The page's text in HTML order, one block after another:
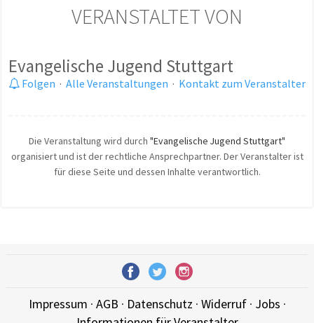
VERANSTALTET VON
Evangelische Jugend Stuttgart
Folgen · Alle Veranstaltungen · Kontakt zum Veranstalter
Die Veranstaltung wird durch "Evangelische Jugend Stuttgart"
organisiert und ist der rechtliche Ansprechpartner. Der Veranstalter ist
für diese Seite und dessen Inhalte verantwortlich.
Impressum · AGB · Datenschutz · Widerruf· Jobs ·